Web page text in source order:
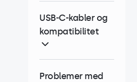
USB-C-kabler og
kompatibilitet
Problemer med